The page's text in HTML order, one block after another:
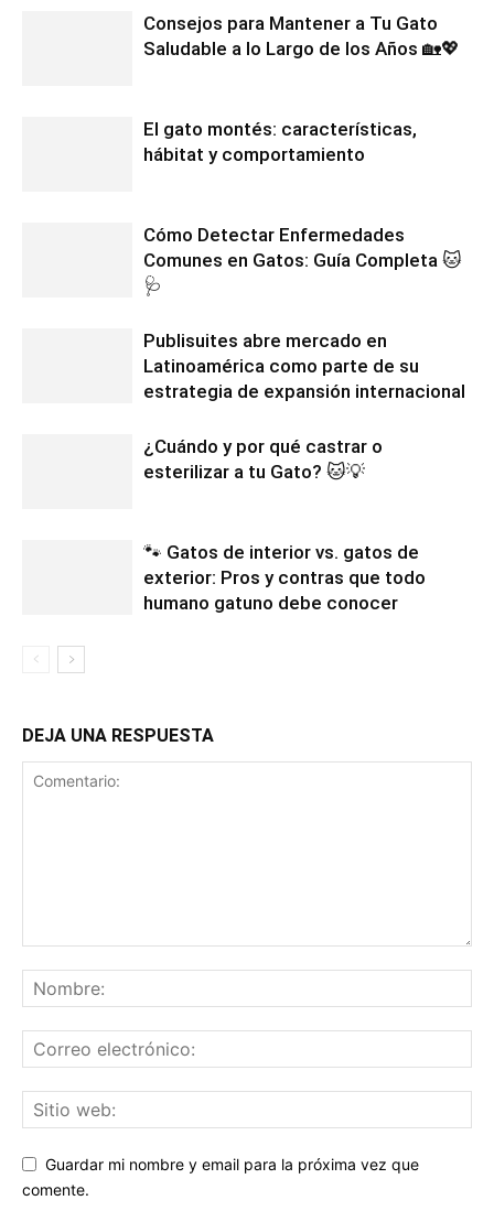
Consejos para Mantener a Tu Gato
Saludable a lo Largo de los Años 🏡💖
El gato montés: características,
hábitat y comportamiento
Cómo Detectar Enfermedades
Comunes en Gatos: Guía Completa 🐱
🩺
Publisuites abre mercado en
Latinoamérica como parte de su
estrategia de expansión internacional
¿Cuándo y por qué castrar o
esterilizar a tu Gato? 🐱💡
🐾 Gatos de interior vs. gatos de
exterior: Pros y contras que todo
humano gatuno debe conocer
DEJA UNA RESPUESTA
Guardar mi nombre y email para la próxima vez que
comente.